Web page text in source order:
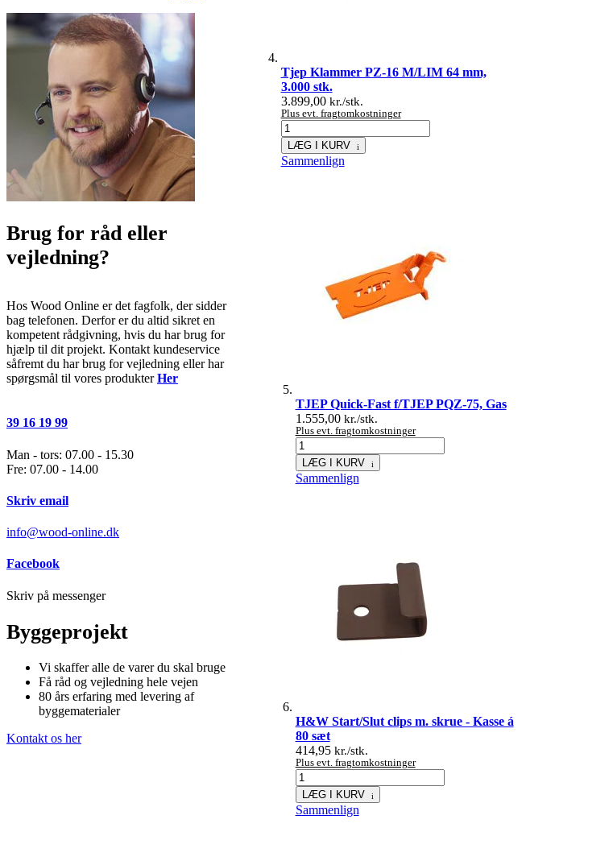
Tjep Klammer PZ-16 M/LIM 64 mm,
3.000 stk.
3.899,00kr./stk.
Plus evt. fragtomkostninger
LÆG I KURV
Sammenlign
TJEP Quick-Fast f/TJEP PQZ-75, Gas
1.555,00kr./stk.
Plus evt. fragtomkostninger
LÆG I KURV
Sammenlign
H&W Start/Slut clips m. skrue - Kasse á
80 sæt
414,95kr./stk.
Plus evt. fragtomkostninger
LÆG I KURV
Sammenlign
Brug for råd eller
vejledning?
Hos Wood Online er det fagfolk, der sidder
bag telefonen. Derfor er du altid sikret en
kompetent rådgivning, hvis du har brug for
hjælp til dit projekt. Kontakt kundeservice
såfremt du har brug for vejledning eller har
spørgsmål til vores produkterHer
39 16 19 99
Man - tors: 07.00 - 15.30
Fre: 07.00 - 14.00
Skriv email
info@wood-online.dk
Facebook
Skriv på messenger
Byggeprojekt
Vi skaffer alle de varer du skal bruge
Få råd og vejledning hele vejen
80 års erfaring med levering af
byggematerialer
Kontakt os her